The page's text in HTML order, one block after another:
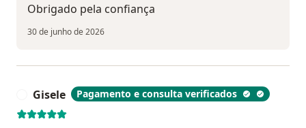
Obrigado pela confiança
30 de junho de 2026
Gisele Pagamento e consulta verificados